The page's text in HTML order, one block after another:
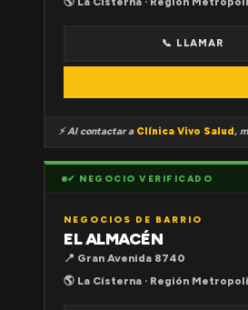
📞 LLAMAR
⚡ Al contactar a Clínica Vivo Salud,
✔ NEGOCIO VERIFICADO
NEGOCIOS DE BARRIO
EL ALMACÉN
📍 Gran Avenida 8740
🌎 La Cisterna · Región